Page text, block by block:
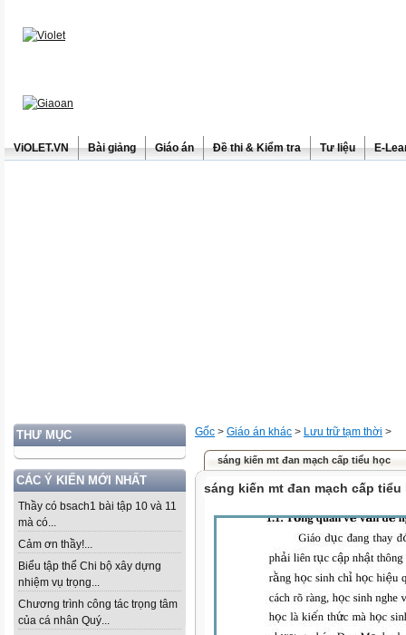
ViOLET.VN Bài giảng Giáo án Đề thi & Kiểm tra Tư liệu E-
THƯ MỤC
CÁC Ý KIẾN MỚI NHẤT
Thầy có bsach1 bài tập 10 và 11
mà có...
Cảm ơn thầy!...
Biểu tập thể Chi bộ xây dựng
nhiệm vụ trọng...
Chương trình công tác trọng tâm
của cá nhân Quý...
Gốc > Giáo án khác > Lưu trữ tạm thời >
sáng kiến mt đan mạch cấp tiểu học
sáng kiến mt đan mạch cấp tiểu